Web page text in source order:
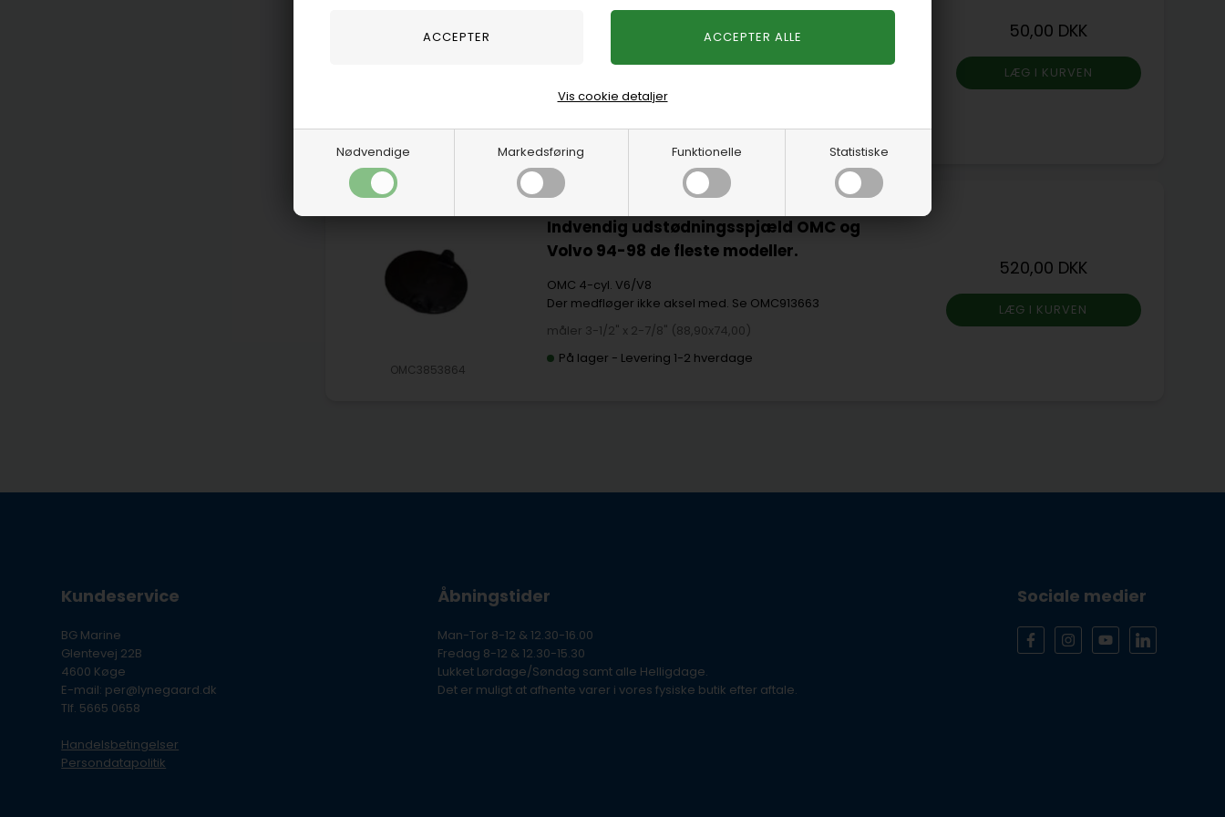
Nødvendige Markedsføring Funktionelle Statistiske
Vis cookie detaljer
OMC3853566
50,00 DKK
OMC3853864
Indvendig udstødningsspjæld OMC og
Volvo 94-98 de fleste modeller.
OMC 4-cyl. V6/V8
Der medfløger ikke aksel med. Se OMC913663
måler 3-1/2" x 2-7/8" (88,90x74,00)
På lager - Levering 1-2 hverdage
520,00 DKK
Kundeservice
BG Marine
Glentevej 22B
4600 Køge
E-mail: per@lynegaard.dk
Tlf. 5665 0658
Handelsbetingelser
Persondatapolitik
Åbningstider
Man-Tor 8-12 & 12.30-16.00
Fredag 8-12 & 12.30-15.30
Lukket Lørdage/Søndag samt alle Helligdage.
Det er muligt at afhente varer i vores fysiske butik efter aftale.
Sociale medier